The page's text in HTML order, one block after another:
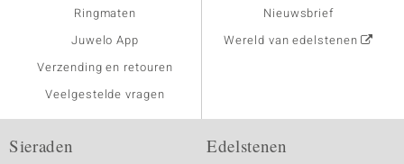
Ringmaten
Juwelo App
Verzending en retouren
Veelgestelde vragen
Nieuwsbrief
Wereld van edelstenen
Sieraden Edelstenen